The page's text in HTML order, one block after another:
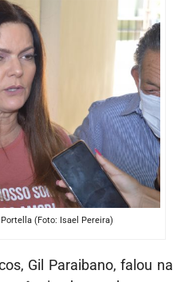
(Foto: Isael Pereira)
Gil Paraibano, falou na